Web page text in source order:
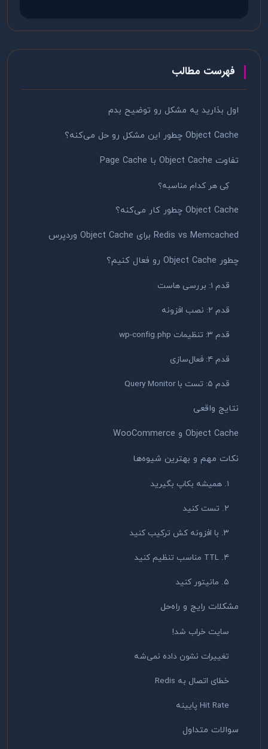
فهرست مطالب
اول بذارید یه مشکل رو توضیح بدم
Object Cache چطور این مشکل رو حل می‌کنه؟
تفاوت Object Cache با Page Cache
کِی هر کدام مناسبه؟
Object Cache چطور کار می‌کنه؟
Redis vs Memcached برای Object Cache وردپرس
چطور Object Cache رو فعال کنیم؟
قدم ۱: بررسی هاست
قدم ۲: نصب افزونه
قدم ۳: تنظیمات wp-config.php
قدم ۴: فعال‌سازی
قدم ۵: تست با Query Monitor
نتایج واقعی
Object Cache و WooCommerce
نکات مهم و بهترین شیوه‌ها
۱. همیشه بکاپ بگیرید
۲. تست کنید
۳. با افزونه کش ترکیب کنید
۴. TTL مناسب تنظیم کنید
۵. مانیتور کنید
مشکلات رایج و راه‌حل
سایت خراب شد!
تغییرات نشون داده نمی‌شه
خطای اتصال به Redis
Hit Rate پایینه
سوالات متداول